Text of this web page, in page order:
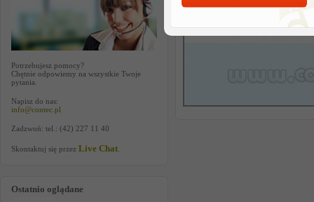
Potrzebujesz pomocy?
Chętnie odpowiemy na wszystkie Twoje
pytania.
Napisz do nas:
info@contec.pl
Zadzwoń: tel.: (42) 227 11 40
Skontaktuj się przez Live Chat
Ostatnio oglądane